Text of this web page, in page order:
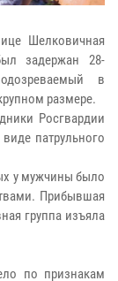
Шелковичная
задержан 28-
в
размере.
Росгвардии
патрульного
у мужчины было
Прибывшая
группа изъяла
по признакам